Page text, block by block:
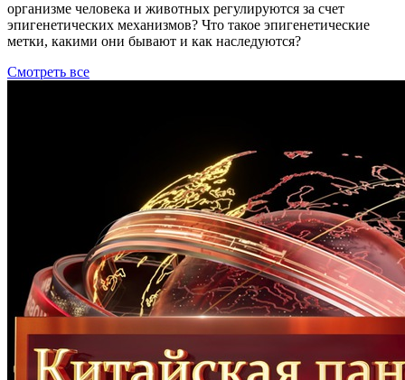
организме человека и животных регулируются за счет
эпигенетических механизмов? Что такое эпигенетические
метки, какими они бывают и как наследуются?
Смотреть все